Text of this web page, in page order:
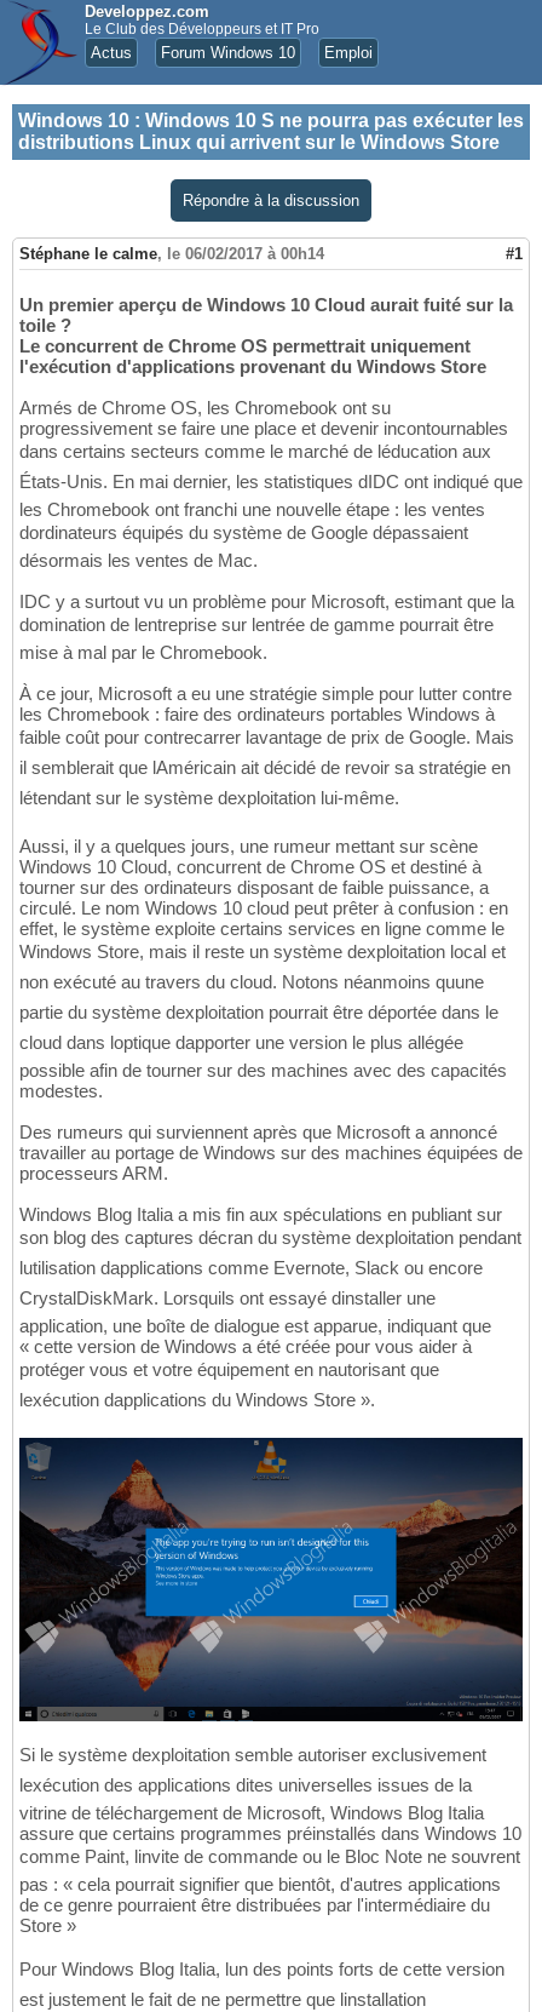
Developpez.com
Le Club des Développeurs et IT Pro
Actus Forum Windows 10 Emploi
Windows 10 : Windows 10 S ne pourra pas exécuter les
distributions Linux qui arrivent sur le Windows Store
Répondre à la discussion
Stéphane le calme, le 06/02/2017 à 00h14 #1
Un premier aperçu de Windows 10 Cloud aurait fuité sur la
toile ?
Le concurrent de Chrome OS permettrait uniquement
l'exécution d'applications provenant du Windows Store
Armés de Chrome OS, les Chromebook ont su
progressivement se faire une place et devenir incontournables
dans certains secteurs comme le marché de léducation aux
États-Unis. En mai dernier, les statistiques dIDC ont indiqué que
les Chromebook ont franchi une nouvelle étape : les ventes
dordinateurs équipés du système de Google dépassaient
désormais les ventes de Mac.
IDC y a surtout vu un problème pour Microsoft, estimant que la
domination de lentreprise sur lentrée de gamme pourrait être
mise à mal par le Chromebook.
À ce jour, Microsoft a eu une stratégie simple pour lutter contre
les Chromebook : faire des ordinateurs portables Windows à
faible coût pour contrecarrer lavantage de prix de Google. Mais
il semblerait que lAméricain ait décidé de revoir sa stratégie en
létendant sur le système dexploitation lui-même.
Aussi, il y a quelques jours, une rumeur mettant sur scène
Windows 10 Cloud, concurrent de Chrome OS et destiné à
tourner sur des ordinateurs disposant de faible puissance, a
circulé. Le nom Windows 10 cloud peut prêter à confusion : en
effet, le système exploite certains services en ligne comme le
Windows Store, mais il reste un système dexploitation local et
non exécuté au travers du cloud. Notons néanmoins quune
partie du système dexploitation pourrait être déportée dans le
cloud dans loptique dapporter une version le plus allégée
possible afin de tourner sur des machines avec des capacités
modestes.
Des rumeurs qui surviennent après que Microsoft a annoncé
travailler au portage de Windows sur des machines équipées de
processeurs ARM.
Windows Blog Italia a mis fin aux spéculations en publiant sur
son blog des captures décran du système dexploitation pendant
lutilisation dapplications comme Evernote, Slack ou encore
CrystalDiskMark. Lorsquils ont essayé dinstaller une
application, une boîte de dialogue est apparue, indiquant que
« cette version de Windows a été créée pour vous aider à
protéger vous et votre équipement en nautorisant que
lexécution dapplications du Windows Store ».
Si le système dexploitation semble autoriser exclusivement
lexécution des applications dites universelles issues de la
vitrine de téléchargement de Microsoft, Windows Blog Italia
assure que certains programmes préinstallés dans Windows 10
comme Paint, linvite de commande ou le Bloc Note ne souvrent
pas : « cela pourrait signifier que bientôt, d'autres applications
de ce genre pourraient être distribuées par l'intermédiaire du
Store »
Pour Windows Blog Italia, lun des points forts de cette version
est justement le fait de ne permettre que linstallation